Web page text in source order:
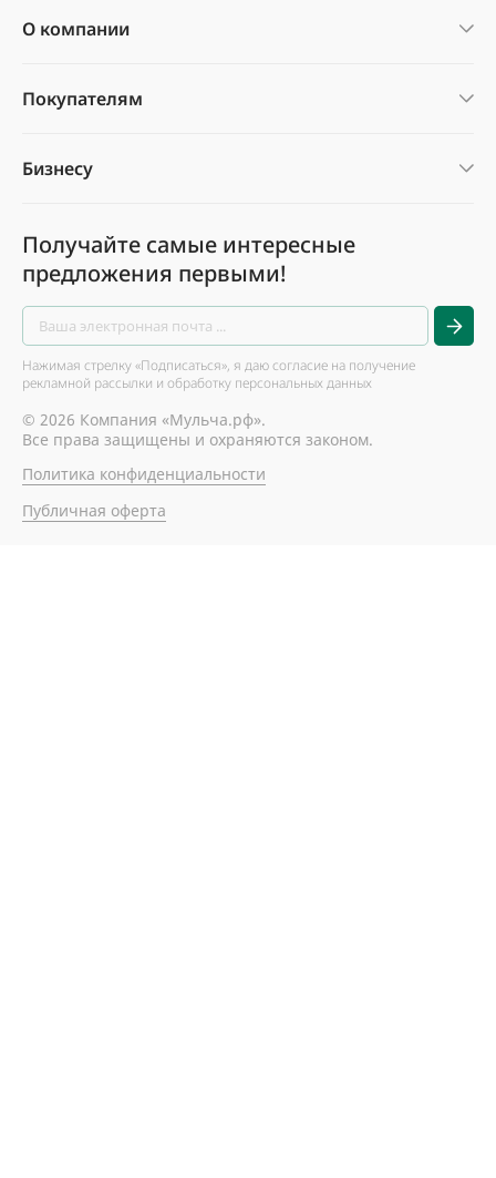
О компании
Покупателям
Бизнесу
Получайте самые интересные
предложения первыми!
Нажимая стрелку «Подписаться», я даю согласие на получение
рекламной рассылки и обработку персональных данных
© 2026 Компания «Мульча.рф».
Все права защищены и охраняются законом.
Политика конфиденциальности
Публичная оферта